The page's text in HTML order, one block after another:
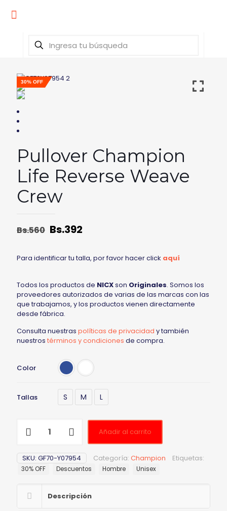
30% OFF
Pullover Champion
Life Reverse Weave
Crew
Bs.560 Bs.392
Para identificar tu talla, por favor hacer click aquí
Todos los productos de NICXson Originales. Somos los
proveedores autorizados de varias de las marcas con las
que trabajamos, y los productos vienen directamente
desde fábrica.
Consulta nuestras políticas de privacidad y también
nuestros términos y condiciones de compra.
Color
Tallas S M L
Añadir al carrito
SKU: GF70-Y07954 Categoría: Champion Etiquetas:
30% OFF Descuentos Hombre Unisex
Descripción